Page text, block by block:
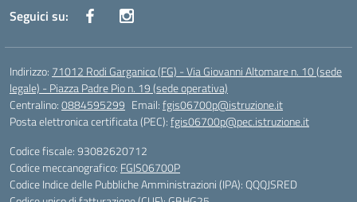
Seguici su:
Indirizzo: 71012 Rodi Garganico (FG) - Via Giovanni Altomare n. 10 (sede
legale) - Piazza Padre Pio n. 19 (sede operativa)
Centralino:0884595299 Email:fgis06700p@istruzione.it
Posta elettronica certificata (PEC):fgis06700p@pec.istruzione.it
Codice fiscale: 93082620712
Codice meccanografico: FGIS06700P
Codice Indice delle Pubbliche Amministrazioni (IPA): QQQJSRED